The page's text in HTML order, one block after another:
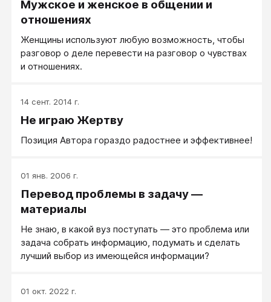
Мужское и женское в общении и
отношениях
Женщины используют любую возможность, чтобы
разговор о деле перевести на разговор о чувствах
и отношениях.
14 сент. 2014 г.
Не играю Жертву
Позиция Автора гораздо радостнее и эффективнее!
01 янв. 2006 г.
Перевод проблемы в задачу —
материалы
Не знаю, в какой вуз поступать — это проблема или
задача собрать информацию, подумать и сделать
лучший выбор из имеющейся информации?
01 окт. 2022 г.